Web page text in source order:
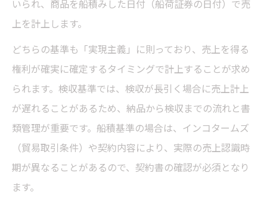
いられ、商品を船積みした日付（船荷証券の日付）で売
上を計上します。
どちらの基準も「実現主義」に則っており、売上を得る
権利が確実に確定するタイミングで計上することが求め
られます。検収基準では、検収が長引く場合に売上計上
が遅れることがあるため、納品から検収までの流れと書
類管理が重要です。船積基準の場合は、インコタームズ
（貿易取引条件）や契約内容により、実際の売上認識時
期が異なることがあるので、契約書の確認が必須となり
ます。